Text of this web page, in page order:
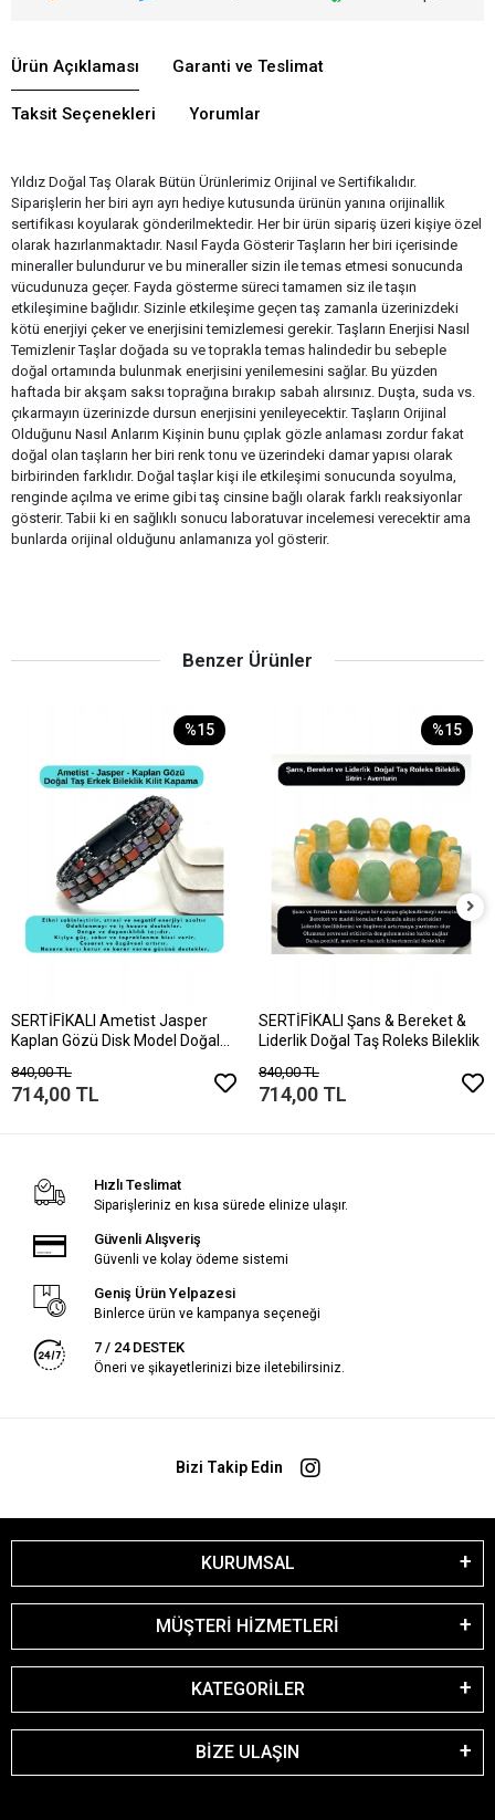
Ürün Açıklaması Garanti ve Teslimat
Taksit Seçenekleri Yorumlar
Yıldız Doğal Taş Olarak Bütün Ürünlerimiz Orijinal ve Sertifikalıdır.
Siparişlerin her biri ayrı ayrı hediye kutusunda ürünün yanına orijinallik
sertifikası koyularak gönderilmektedir. Her bir ürün sipariş üzeri kişiye özel
olarak hazırlanmaktadır. Nasıl Fayda Gösterir Taşların her biri içerisinde
mineraller bulundurur ve bu mineraller sizin ile temas etmesi sonucunda
vücudunuza geçer. Fayda gösterme süreci tamamen siz ile taşın
etkileşimine bağlıdır. Sizinle etkileşime geçen taş zamanla üzerinizdeki
kötü enerjiyi çeker ve enerjisini temizlemesi gerekir. Taşların Enerjisi Nasıl
Temizlenir Taşlar doğada su ve toprakla temas halindedir bu sebeple
doğal ortamında bulunmak enerjisini yenilemesini sağlar. Bu yüzden
haftada bir akşam saksı toprağına bırakıp sabah alırsınız. Duşta, suda vs.
çıkarmayın üzerinizde dursun enerjisini yenileyecektir. Taşların Orijinal
Olduğunu Nasıl Anlarım Kişinin bunu çıplak gözle anlaması zordur fakat
doğal olan taşların her biri renk tonu ve üzerindeki damar yapısı olarak
birbirinden farklıdır. Doğal taşlar kişi ile etkileşimi sonucunda soyulma,
renginde açılma ve erime gibi taş cinsine bağlı olarak farklı reaksiyonlar
gösterir. Tabii ki en sağlıklı sonucu laboratuvar incelemesi verecektir ama
bunlarda orijinal olduğunu anlamanıza yol gösterir.
Benzer Ürünler
%15
SERTİFİKALI Ametist Jasper
Kaplan Gözü Disk Model Doğal
840,00 TL
714,00 TL
%15
SERTİFİKALI Şans & Bereket &
Liderlik Doğal Taş Roleks Bileklik
840,00 TL
714,00 TL
Hızlı Teslimat
Siparişleriniz en kısa sürede elinize ulaşır.
Güvenli Alışveriş
Güvenli ve kolay ödeme sistemi
Geniş Ürün Yelpazesi
Binlerce ürün ve kampanya seçeneği
7 / 24 DESTEK
Öneri ve şikayetlerinizi bize iletebilirsiniz.
Bizi Takip Edin
KURUMSAL
MÜŞTERİ HİZMETLERİ
KATEGORİLER
BİZE ULAŞIN